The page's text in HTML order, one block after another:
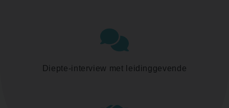
Diepte-interview met leidinggevende